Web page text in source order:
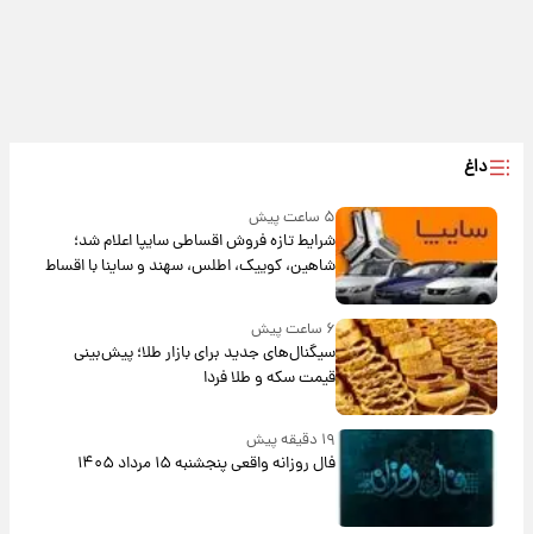
داغ
۵ ساعت پیش
شرایط تازه فروش اقساطی سایپا اعلام شد؛
شاهین، کوییک، اطلس، سهند و ساینا با اقساط
بلندمدت + جدول
۶ ساعت پیش
سیگنال‌های جدید برای بازار طلا؛ پیش‌بینی
قیمت سکه و طلا فردا
۱۹ دقیقه پیش
فال روزانه واقعی پنجشنبه ۱۵ مرداد ۱۴۰۵